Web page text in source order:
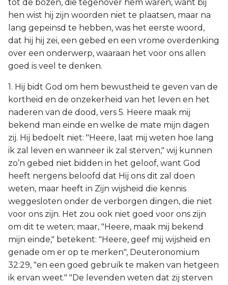
tot de bozen, die tegenover hem waren, want bij
hen wist hij zijn woorden niet te plaatsen, maar na
lang gepeinsd te hebben, was het eerste woord,
dat hij hij zei, een gebed en een vrome overdenking
over een onderwerp, waaraan het voor ons allen
goed is veel te denken.
1. Hij bidt God om hem bewustheid te geven van de
kortheid en de onzekerheid van het leven en het
naderen van de dood, vers 5. Heere maak mij
bekend man einde en welke de mate mijn dagen
zij. Hij bedoelt niet: "Heere, laat mij weten hoe lang
ik zal leven en wanneer ik zal sterven," wij kunnen
zo’n gebed niet bidden in het geloof, want God
heeft nergens beloofd dat Hij ons dit zal doen
weten, maar heeft in Zijn wijsheid die kennis
weggesloten onder de verborgen dingen, die niet
voor ons zijn. Het zou ook niet goed voor ons zijn
om dit te weten; maar, "Heere, maak mij bekend
mijn einde," betekent: "Heere, geef mij wijsheid en
genade om er op te merken", Deuteronomium
32:29, "en een goed gebruik te maken van hetgeen
ik ervan weet." "De levenden weten dat zij sterven